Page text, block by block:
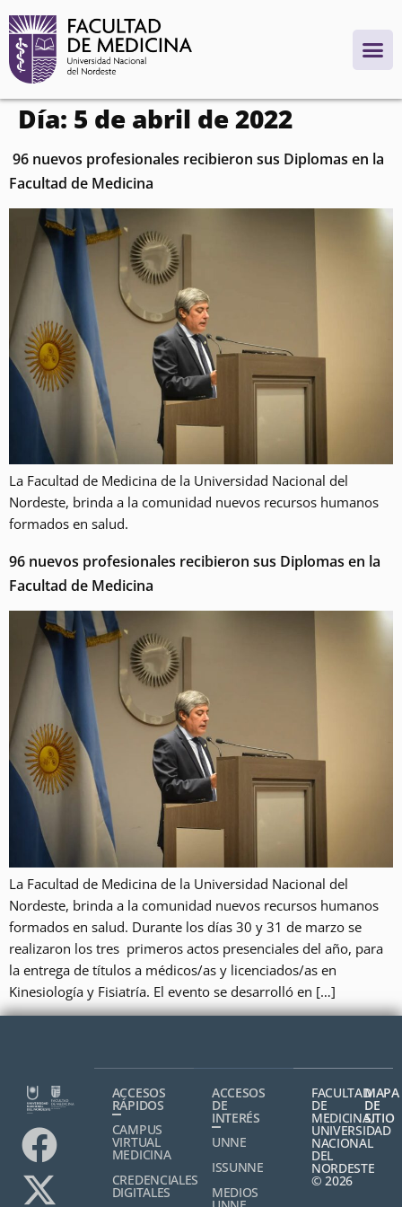
contenido
Día: 5 de abril de 2022
96 nuevos profesionales recibieron sus Diplomas en la
Facultad de Medicina
La Facultad de Medicina de la Universidad Nacional del
Nordeste, brinda a la comunidad nuevos recursos humanos
formados en salud.
96 nuevos profesionales recibieron sus Diplomas en la
Facultad de Medicina
La Facultad de Medicina de la Universidad Nacional del
Nordeste, brinda a la comunidad nuevos recursos humanos
formados en salud. Durante los días 30 y 31 de marzo se
realizaron los tres primeros actos presenciales del año, para
la entrega de títulos a médicos/as y licenciados/as en
Kinesiología y Fisiatría. El evento se desarrolló en […]
ACCESOS
RÁPIDOS
CAMPUS
VIRTUAL
MEDICINA
CREDENCIALES
DIGITALES
ACCESOS
DE
INTERÉS
UNNE
ISSUNNE
MEDIOS
FACULTAD
DE
MEDICINA,
UNIVERSIDAD
NACIONAL
DEL
NORDESTE
© 2026
MAPA
DE
SITIO